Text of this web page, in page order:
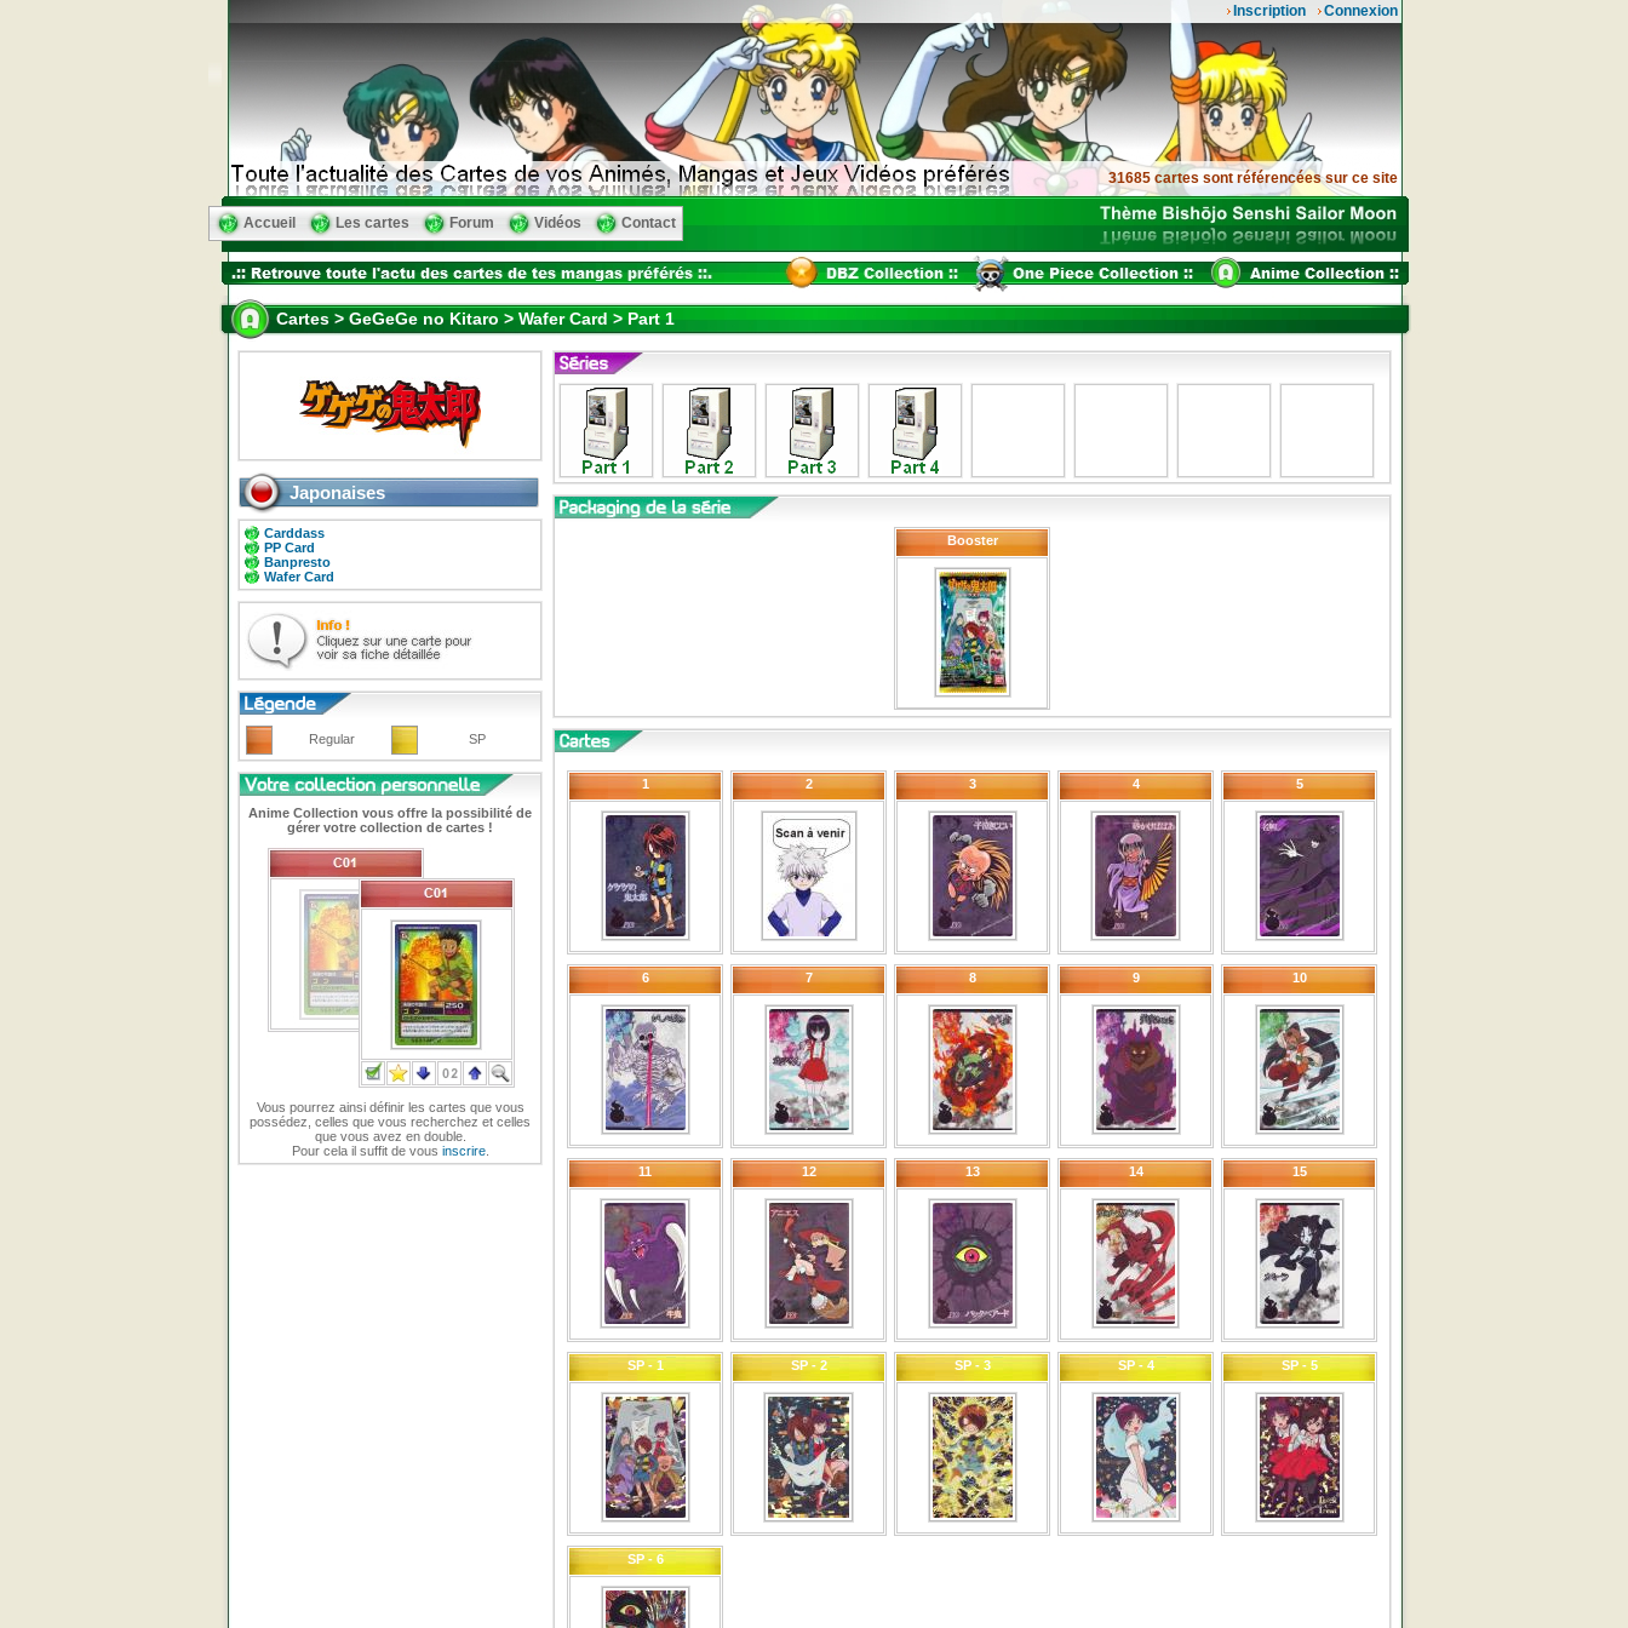
Connexion
Inscription
31685 cartes sont référencées sur ce site
Accueil Les cartes Forum Vidéos Contact
Cartes > GeGeGe no Kitaro > Wafer Card > Part 1
Japonaises
Carddass
PP Card
Banpresto
Wafer Card
Regular SP
Anime Collection vous offre la possibilité de
gérer votre collection de cartes !
Vous pourrez ainsi définir les cartes que vous
possédez, celles que vous recherchez et celles
que vous avez en double.
Pour cela il suffit de vous inscrire.
Booster
1 2 3 4 5
6 7 8 9 10
11 12 13 14 15
SP - 1 SP - 2 SP - 3 SP - 4 SP - 5
SP - 6